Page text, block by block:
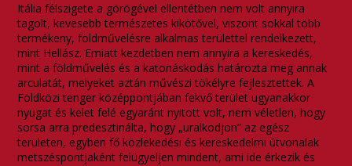
Itália félszigete a görögével ellentétben nem volt annyira
tagolt, kevesebb természetes kikötővel, viszont sokkal több
termékeny, földművelésre alkalmas területtel rendelkezett,
mint Hellász. Emiatt kezdetben nem annyira a kereskedés,
mint a földművelés és a katonáskodás határozta meg annak
arculatát, melyeket aztán művészi tökélyre fejlesztettek. A
Földközi tenger középpontjában fekvő terület ugyanakkor
nyugat és kelet felé egyaránt nyitott volt, nem véletlen, hogy
sorsa arra predesztinálta, hogy „uralkodjon” az egész
területen, egyben fő közlekedési és kereskedelmi útvonalak
metszéspontjaként felügyeljen mindent, ami ide érkezik és